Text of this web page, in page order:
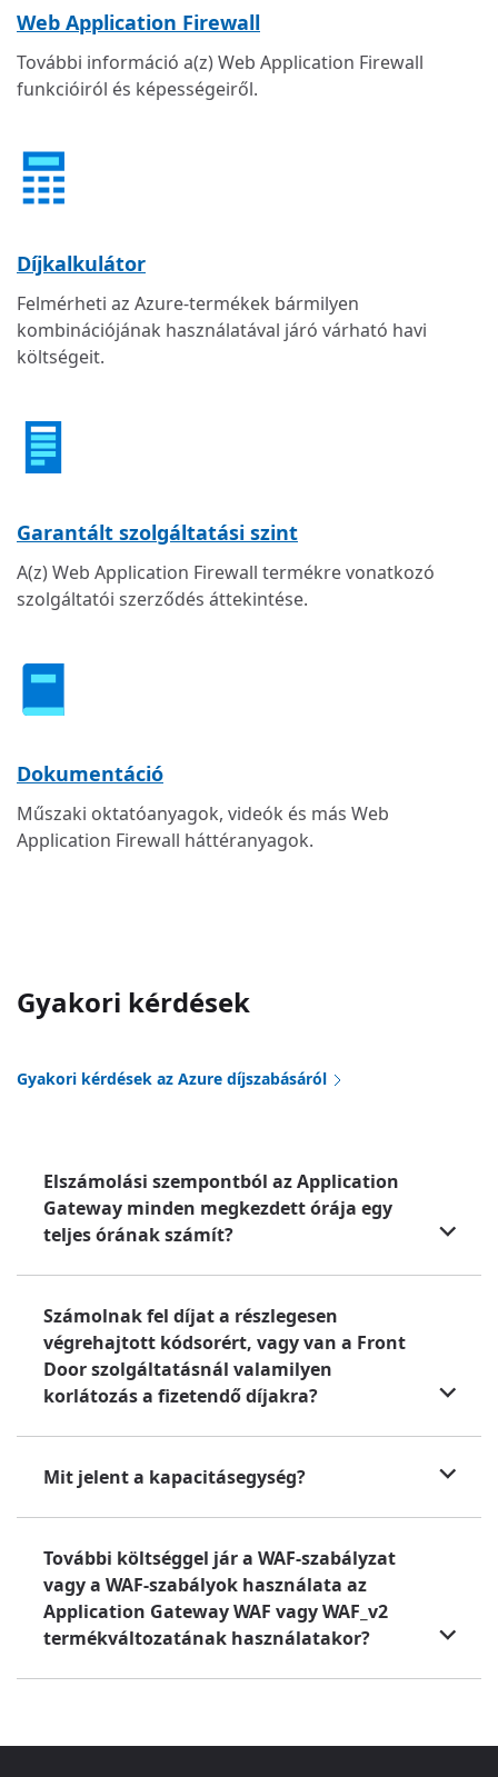
Web Application Firewall
További információ a(z) Web Application Firewall
funkcióiról és képességeiről.
Díjkalkulátor
Felmérheti az Azure-termékek bármilyen
kombinációjának használatával járó várható havi
költségeit.
Garantált szolgáltatási szint
A(z) Web Application Firewall termékre vonatkozó
szolgáltatói szerződés áttekintése.
Dokumentáció
Műszaki oktatóanyagok, videók és más Web
Application Firewall háttéranyagok.
Gyakori kérdések
Gyakori kérdések az Azure díjszabásáról
Elszámolási szempontból az Application
Gateway minden megkezdett órája egy
teljes órának számít?
Számolnak fel díjat a részlegesen
végrehajtott kódsorért, vagy van a Front
Door szolgáltatásnál valamilyen
korlátozás a fizetendő díjakra?
Mit jelent a kapacitásegység?
További költséggel jár a WAF-szabályzat
vagy a WAF-szabályok használata az
Application Gateway WAF vagy WAF_v2
termékváltozatának használatakor?